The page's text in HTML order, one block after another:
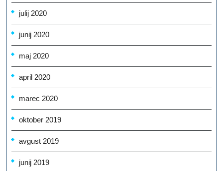
julij 2020
junij 2020
maj 2020
april 2020
marec 2020
oktober 2019
avgust 2019
junij 2019